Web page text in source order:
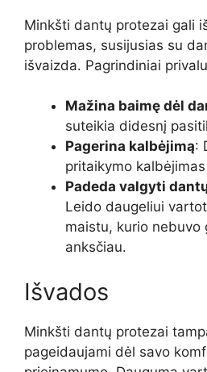
Minkšti dantų protezai gali
problemas, susijusias su
išvaizda. Pagrindiniai
Mažina baimę dėl
suteikia didesnį
Pagerina kalbėjimą:
pritaikymo
Padeda valgyti
Leido daugeliui
maistu, kurio nebuvo
anksčiau.
Išvados
Minkšti dantų protezai
pageidaujami dėl savo